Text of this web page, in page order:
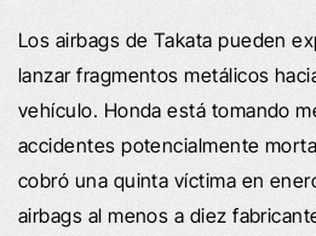
Los airbags de Takata pueden
lanzar fragmentos metálicos
vehículo. Honda está tomando
accidentes potencialmente
cobró una quinta víctima en
airbags al menos a diez